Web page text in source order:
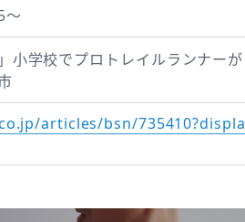
～
小学校でプロトレイルランナーが
articles/bsn/735410?displa